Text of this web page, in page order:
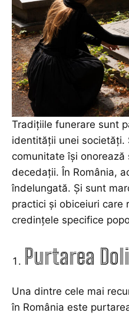
Tradițiile funerare sunt
identității unei societăți.
comunitate își onorează
decedații. În România,
îndelungată. Și sunt
practici și obiceiuri care
credințele specifice
Purtarea
Una dintre cele mai
în România este